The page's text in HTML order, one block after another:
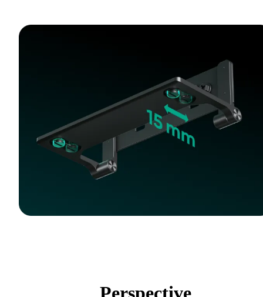
Perspective